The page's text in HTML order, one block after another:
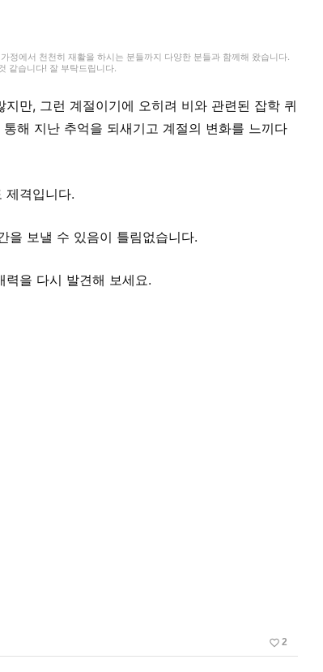
정에서 천천히 재활을 하시는 분들까지 다양한 분들과 함께해 왔습니다.
같습니다! 잘 부탁드립니다.
만, 그런 계절이기에 오히려 비와 관련된 잡학 퀴
해 지난 추억을 되새기고 계절의 변화를 느끼다
제격입니다.
을 보낼 수 있음이 틀림없습니다.
을 다시 발견해 보세요.
favorite_border 2